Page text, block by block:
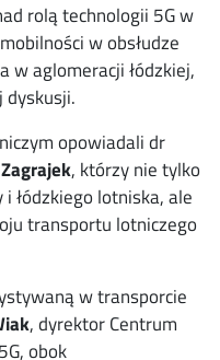
rolą technologii 5G w
w obsłudze
w aglomeracji łódzkiej,
dyskusji.
opowiadali dr
, którzy nie tylko
łódzkiego lotniska, ale
transportu lotniczego
w transporcie
, dyrektor Centrum
obok